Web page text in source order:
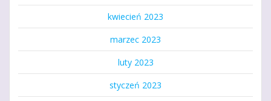
kwiecień 2023
marzec 2023
luty 2023
styczeń 2023